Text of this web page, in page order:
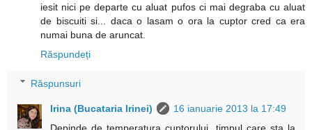
iesit nici pe departe cu aluat pufos ci mai degraba cu aluat
de biscuiti si... daca o lasam o ora la cuptor cred ca era
numai buna de aruncat.
Răspundeți
Răspunsuri
Irina (Bucataria Irinei)
16 ianuarie 2013 la 17:49
Depinde de temperatura cuptorului, timpul care sta la